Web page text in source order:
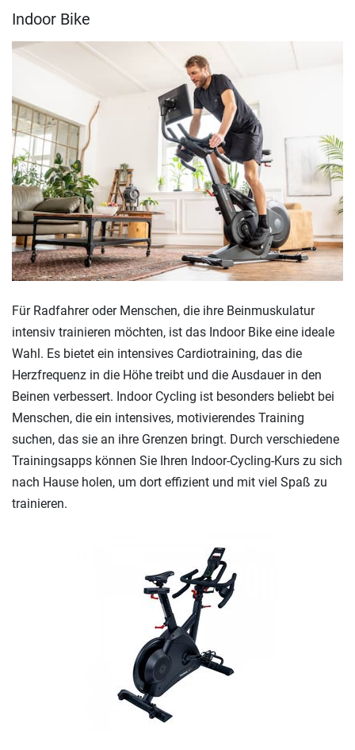
Indoor Bike
Für Radfahrer oder Menschen, die ihre Beinmuskulatur
intensiv trainieren möchten, ist das Indoor Bike eine ideale
Wahl. Es bietet ein intensives Cardiotraining, das die
Herzfrequenz in die Höhe treibt und die Ausdauer in den
Beinen verbessert. Indoor Cycling ist besonders beliebt bei
Menschen, die ein intensives, motivierendes Training
suchen, das sie an ihre Grenzen bringt. Durch verschiedene
Trainingsapps können Sie Ihren Indoor-Cycling-Kurs zu sich
nach Hause holen, um dort effizient und mit viel Spaß zu
trainieren.